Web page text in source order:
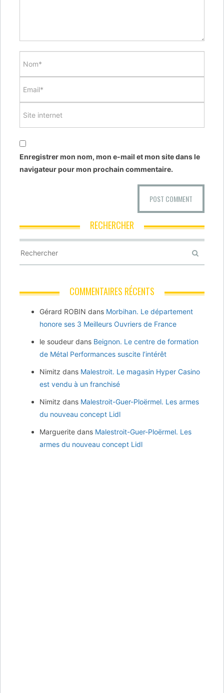
Enregistrer mon nom, mon e-mail et mon site dans le
navigateur pour mon prochain commentaire.
RECHERCHER
COMMENTAIRES RÉCENTS
Gérard ROBIN dans Morbihan. Le département
honore ses 3 Meilleurs Ouvriers de France
le soudeur dans Beignon. Le centre de formation
de Métal Performances suscite l’intérêt
Nimitz dans Malestroit. Le magasin Hyper Casino
est vendu à un franchisé
Nimitz dans Malestroit-Guer-Ploërmel. Les armes
du nouveau concept Lidl
Marguerite dans Malestroit-Guer-Ploërmel. Les
armes du nouveau concept Lidl